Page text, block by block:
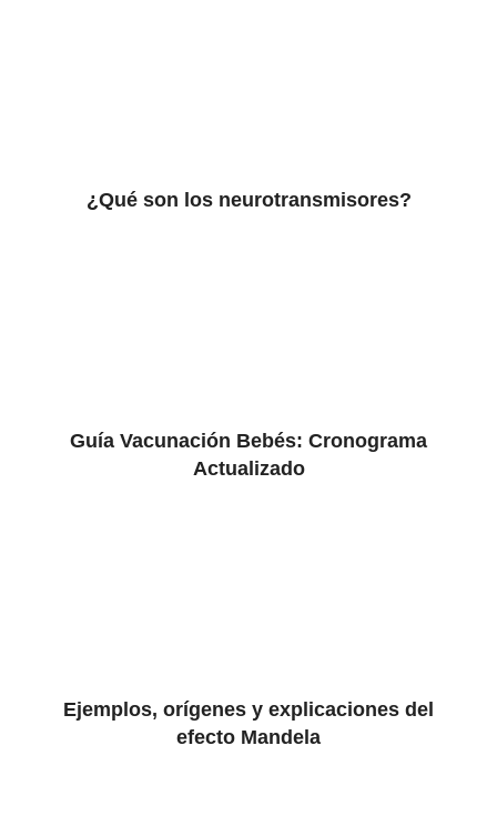
¿Qué son los neurotransmisores?
Guía Vacunación Bebés: Cronograma
Actualizado
Ejemplos, orígenes y explicaciones del
efecto Mandela